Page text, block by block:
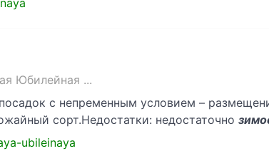
Юбилейная ...
с непременным условием –
сорт.Недостатки: недостаточно
ubileinaya